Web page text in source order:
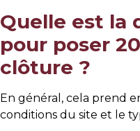
Quelle est la
pour poser
clôture ?
En général, cela prend
conditions du site et le